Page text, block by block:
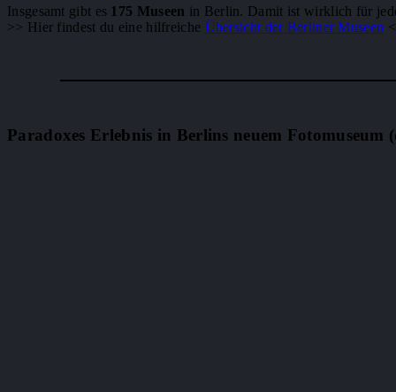
Insgesamt gibt es 175 Museen in Berlin. Damit ist wirklich für
>> Hier findest du eine hilfreiche Übersicht der Berliner Museen
Paradoxes Erlebnis in Berlins neuem Fotomuseum